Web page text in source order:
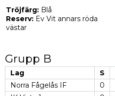
Tröjfärg: Blå
Reserv: Ev Vit annars röda
västar
Grupp B
Lag S
Norra Fågelås IF
0